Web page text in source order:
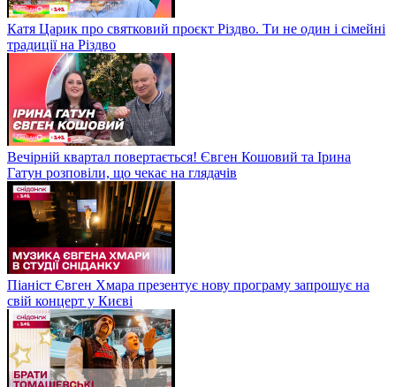
Катя Царик про святковий проєкт Різдво. Ти не один і сімейні
традиції на Різдво
Вечірній квартал повертається! Євген Кошовий та Ірина
Гатун розповіли, що чекає на глядачів
Піаніст Євген Хмара презентує нову програму запрошує на
свій концерт у Києві